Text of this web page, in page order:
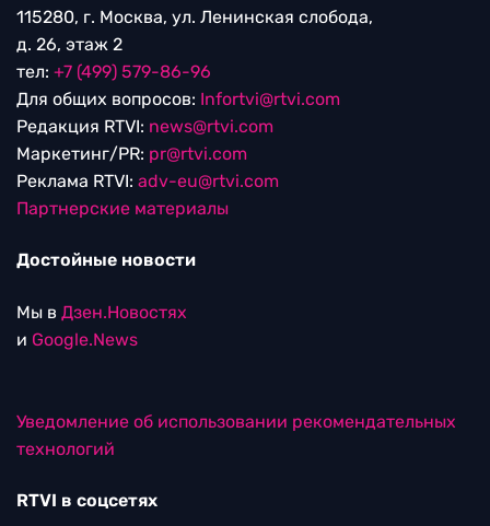
115280, г. Москва, ул. Ленинская слобода,
д. 26, этаж 2
тел: +7 (499) 579-86-96
Для общих вопросов: Infortvi@rtvi.com
Редакция RTVI: news@rtvi.com
Маркетинг/PR: pr@rtvi.com
Реклама RTVI: adv-eu@rtvi.com
Партнерские материалы
Достойные новости
Мы в Дзен.Новостях
и Google.News
Уведомление об использовании рекомендательных
технологий
RTVI в соцсетях